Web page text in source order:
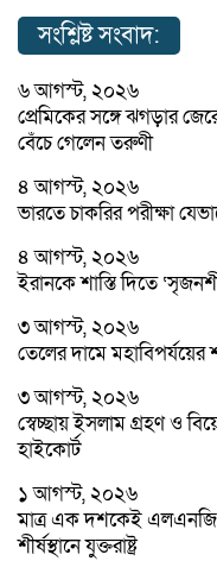
সংশ্লিষ্ট সংবাদ:
৬ আগস্ট, ২০২৬
প্রেমিকের সঙ্গে ঝগড়ার
বেঁচে গেলেন তরুণী
৪ আগস্ট, ২০২৬
ভারতে চাকরির পরীক্ষা
৪ আগস্ট, ২০২৬
ইরানকে শাস্তি দিতে
৩ আগস্ট, ২০২৬
তেলের দামে মহাবিপর্যয়ের
৩ আগস্ট, ২০২৬
স্বেচ্ছায় ইসলাম গ্রহণ ও
হাইকোর্ট
১ আগস্ট, ২০২৬
মাত্র এক দশকেই এলএনজি
শীর্ষস্থানে যুক্তরাষ্ট্র